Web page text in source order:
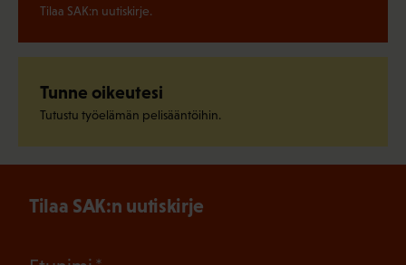
Tilaa SAK:n uutiskirje.
Tunne oikeutesi
Tutustu työelämän pelisääntöihin.
Tilaa SAK:n uutiskirje